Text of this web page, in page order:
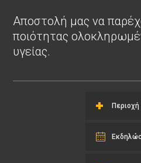
Αποστολή μας να
ποιότητας
υγείας.